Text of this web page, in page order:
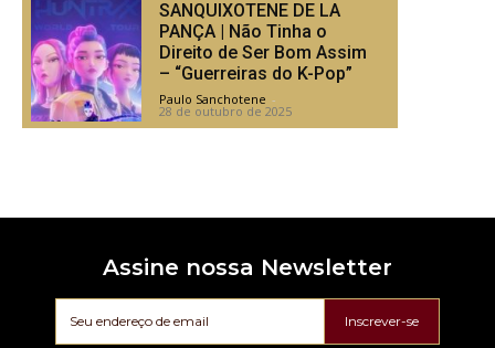
SANQUIXOTENE DE LA
PANÇA | Não Tinha o
Direito de Ser Bom Assim
– “Guerreiras do K-Pop”
Paulo Sanchotene -
28 de outubro de 2025
Assine nossa Newsletter
Inscrever-se